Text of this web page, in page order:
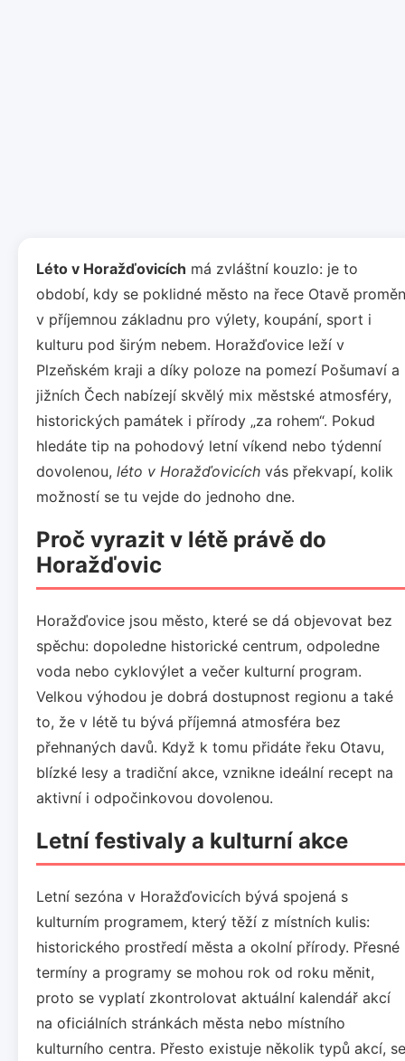
Léto v Horažďovicích má zvláštní kouzlo: je to
období, kdy se poklidné město na řece Otavě
v příjemnou základnu pro výlety, koupání, sport i
kulturu pod širým nebem. Horažďovice leží v
Plzeňském kraji a díky poloze na pomezí Pošumaví a
jižních Čech nabízejí skvělý mix městské atmosféry,
historických památek i přírody „za rohem“. Pokud
hledáte tip na pohodový letní víkend nebo týdenní
dovolenou, léto v Horažďovicích vás překvapí, kolik
možností se tu vejde do jednoho dne.
Proč vyrazit v létě právě do
Horažďovic
Horažďovice jsou město, které se dá objevovat bez
spěchu: dopoledne historické centrum, odpoledne
voda nebo cyklovýlet a večer kulturní program.
Velkou výhodou je dobrá dostupnost regionu a také
to, že v létě tu bývá příjemná atmosféra bez
přehnaných davů. Když k tomu přidáte řeku Otavu,
blízké lesy a tradiční akce, vznikne ideální recept na
aktivní i odpočinkovou dovolenou.
Letní festivaly a kulturní akce
Letní sezóna v Horažďovicích bývá spojená s
kulturním programem, který těží z místních kulis:
historického prostředí města a okolní přírody. Přesné
termíny a programy se mohou rok od roku měnit,
proto se vyplatí zkontrolovat aktuální kalendář akcí
na oficiálních stránkách města nebo místního
kulturního centra. Přesto existuje několik typů akcí, se